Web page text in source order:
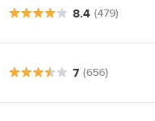
8.4 (479)
7 (656)